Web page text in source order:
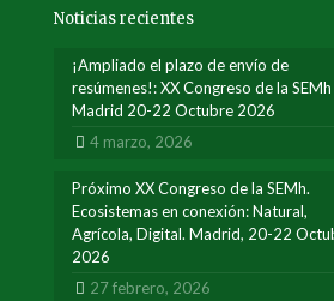
Noticias recientes
¡Ampliado el plazo de envío de
resúmenes!: XX Congreso de la SEMh
Madrid 20-22 Octubre 2026
4 marzo, 2026
Próximo XX Congreso de la SEMh.
Ecosistemas en conexión: Natural,
Agrícola, Digital. Madrid, 20-22
2026
27 febrero, 2026